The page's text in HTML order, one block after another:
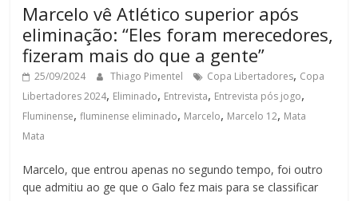
Marcelo vê Atlético superior após
eliminação: “Eles foram merecedores,
fizeram mais do que a gente”
25/09/2024 Thiago Pimentel Copa Libertadores, Copa
Libertadores 2024, Eliminado, Entrevista, Entrevista pós jogo,
Fluminense,fluminense eliminado, Marcelo, Marcelo 12, Mata
Mata
Marcelo, que entrou apenas no segundo tempo, foi outro
que admitiu ao ge que o Galo fez mais para se classificar